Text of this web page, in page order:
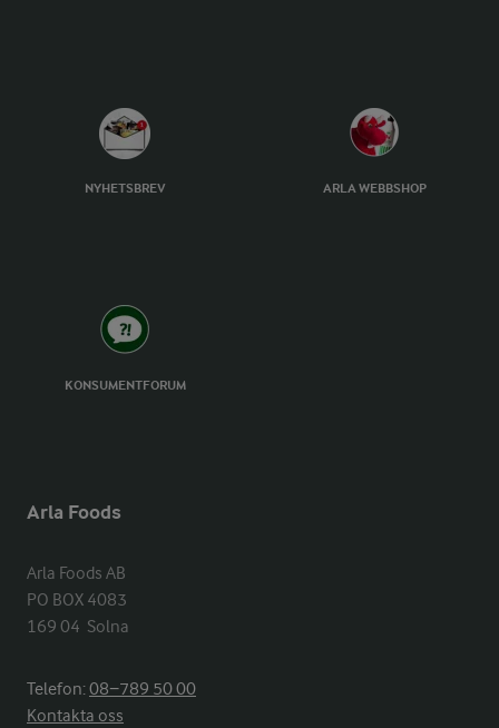
NYHETSBREV ARLA WEBBSHOP
KONSUMENTFORUM
Arla Foods
Arla Foods AB
PO BOX 4083
169 04  Solna
Telefon:08−789 50 00
Kontakta oss